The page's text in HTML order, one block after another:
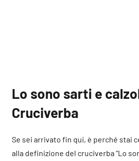
Lo sono sarti e
Cruciverba
Se sei arrivato fin qui, è perché stai
alla definizione del cruciverba “Lo